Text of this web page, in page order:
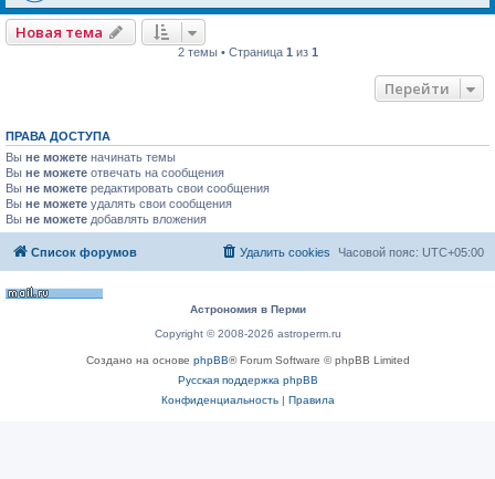
Новая тема
2 темы • Страница 1 из 1
Перейти
ПРАВА ДОСТУПА
Вы не можете начинать темы
Вы не можете отвечать на сообщения
Вы не можете редактировать свои сообщения
Вы не можете удалять свои сообщения
Вы не можете добавлять вложения
Список форумов Часовой пояс: UTC+05:00
Удалить cookies
Астрономия в Перми
Copyright © 2008-2026 astroperm.ru
Создано на основе phpBB® Forum Software © phpBB Limited
Русская поддержка phpBB
Конфиденциальность| Правила